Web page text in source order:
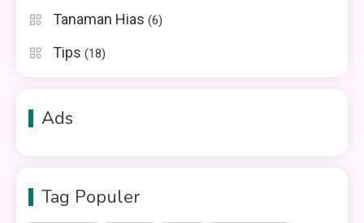
Tanaman Hias (6)
Tips (18)
Ads
Tag Populer